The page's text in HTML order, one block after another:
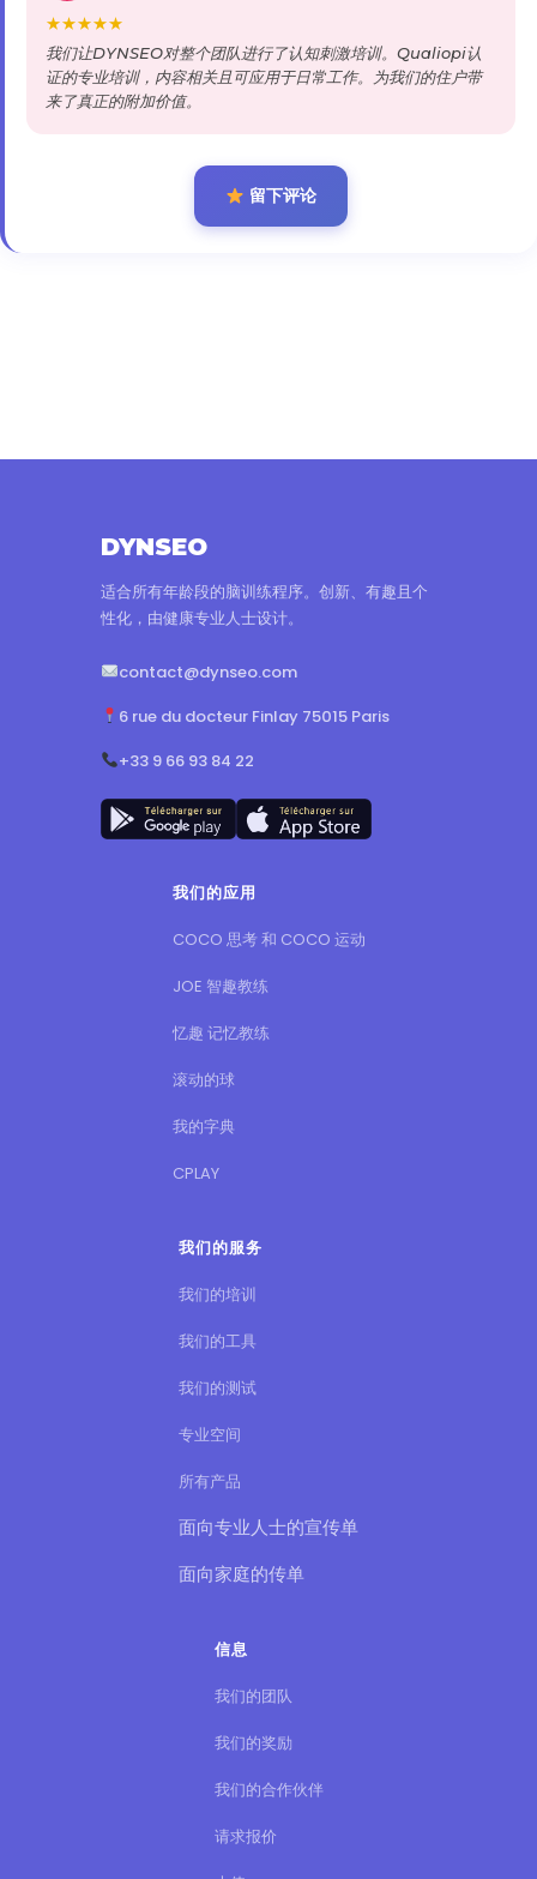
★★★★★
我们让DYNSEO对整个团队进行了认知刺激培训。Qualiopi认
证的专业培训，内容相关且可应用于日常工作。为我们的住户带
来了真正的附加价值。
留下评论
DYNSEO
适合所有年龄段的脑训练程序。创新、有趣且个
性化，由健康专业人士设计。
contact@dynseo.com
6 rue du docteur Finlay 75015 Paris
+33 9 66 93 84 22
我们的应用
COCO 思考 和 COCO 运动
JOE 智趣教练
忆趣 记忆教练
滚动的球
我的字典
CPLAY
我们的服务
我们的培训
我们的工具
我们的测试
专业空间
所有产品
面向专业人士的宣传单
面向家庭的传单
信息
我们的团队
我们的奖励
我们的合作伙伴
请求报价